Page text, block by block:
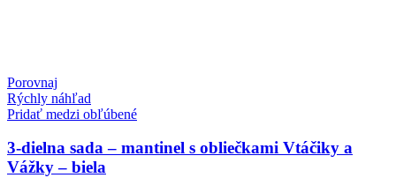
Porovnaj
Rýchly náhľad
Pridať medzi obľúbené
3-dielna sada – mantinel s obliečkami Vtáčiky a
Vážky – biela